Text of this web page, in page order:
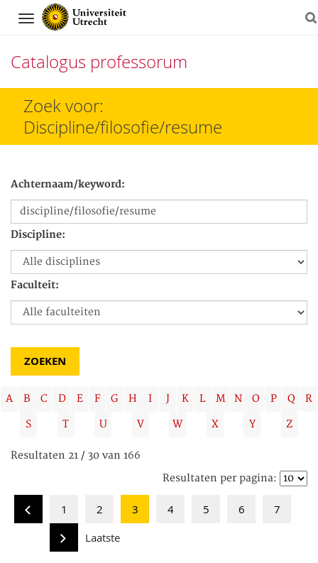
Navigation
Catalogus professorum
Direct
het
Zoek voor:
Discipline/filosofie/resume
Achternaam/keyword:
Discipline:
Faculteit:
A B C D E F G H I J K L M N O P Q
R
S
T U V W X Y Z
Resultaten 21 / 30 van 166
Resultaten per pagina:
1 2 3 4 5 6
7
Laatste